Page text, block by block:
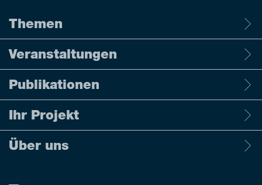
Themen
Veranstaltungen
Publikationen
Ihr Projekt
Über uns